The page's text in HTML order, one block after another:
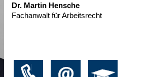
Dr. Martin Hensche
Fachanwalt für Arbeitsrecht